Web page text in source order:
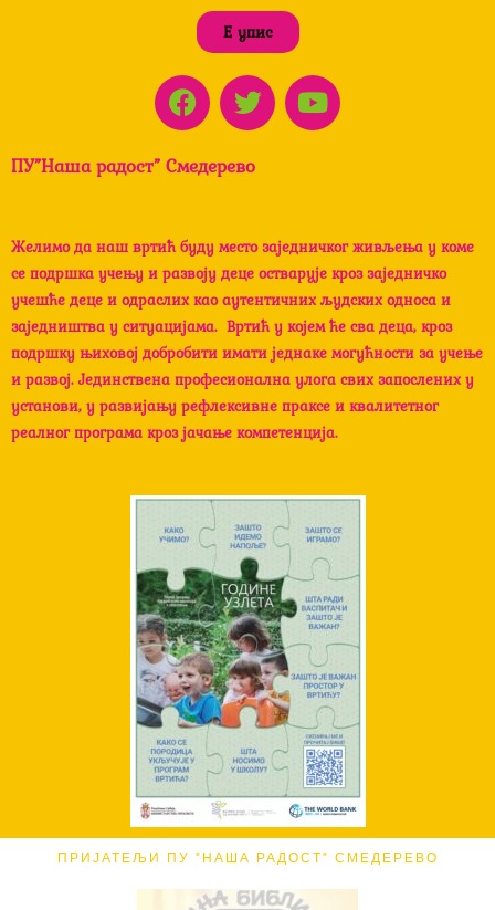
Е упис
F
a
e
o
k
T
w
t
r
Y
o
e
ПУ”Наша радост” Смедерево
Желимо да наш вртић буду место заједничког живљења у коме
се подршка учењу и развоју деце остварује кроз заједничко
учешће деце и одраслих као аутентичних људских односа и
заједништва у ситуацијама. Вртић у којем ће сва деца, кроз
подршку њиховој добробити имати једнаке могућности за учење
и развој. Јединствена професионална улога свих запослених у
установи, у развијању рефлексивне праксе и квалитетног
реалног програма кроз јачање компетенција.
ПРИЈАТЕЉИ ПУ "НАША РАДОСТ" СМЕДЕРЕВО